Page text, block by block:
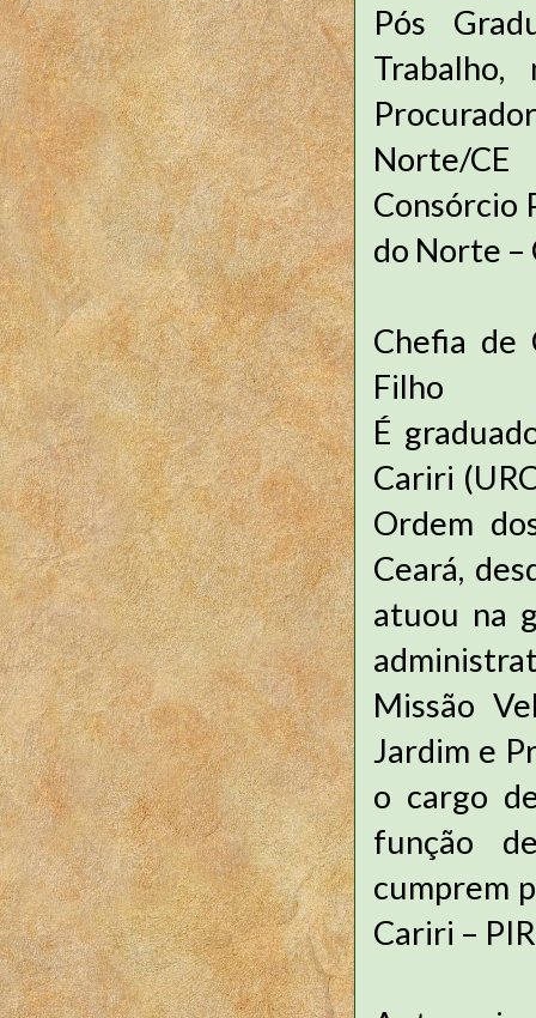
Pós
Norte/
Consórcio
do Norte –
Chefia de
Filho
É
Cariri
Ordem
Ceará,
atuou na
Missão
Jardim e
o cargo
função
cumprem
Cariri –